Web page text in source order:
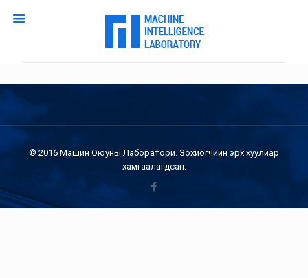
© 2016 Машин Оюуны Лаборатори. Зохиогчийн эрх хуулиар
хамгаалагдсан.